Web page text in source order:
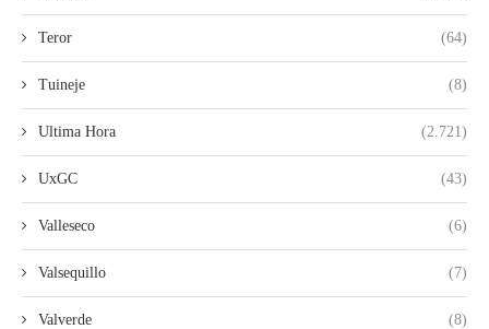
Teror (64)
Tuineje (8)
Ultima Hora (2.721)
UxGC (43)
Valleseco (6)
Valsequillo (7)
Valverde (8)